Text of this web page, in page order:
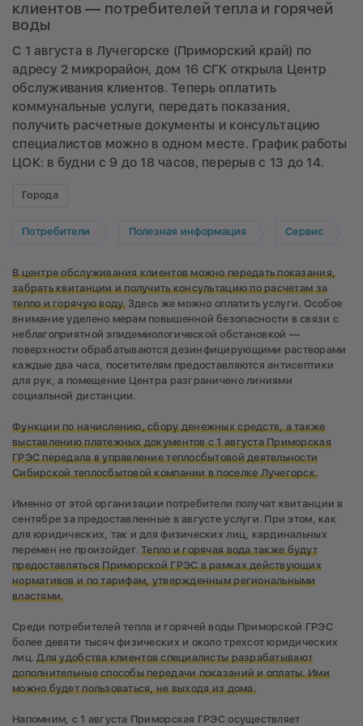
клиентов — потребителей тепла и горячей
воды
С 1 августа в Лучегорске (Приморский край) по
адресу 2 микрорайон, дом 16 СГК открыла Центр
обслуживания клиентов. Теперь оплатить
коммунальные услуги, передать показания,
получить расчетные документы и консультацию
специалистов можно в одном месте. График работы
ЦОК: в будни с 9 до 18 часов, перерыв с 13 до 14.
Города
Потребители Полезная информация Сервис
В центре обслуживания клиентов можно передать показания,
забрать квитанции и получить консультацию по расчетам за
тепло и горячую воду.Здесь же можно оплатить услуги. Особое
внимание уделено мерам повышенной безопасности в связи с
неблагоприятной эпидемиологической обстановкой —
поверхности обрабатываются дезинфицирующими растворами
каждые два часа, посетителям предоставляются антисептики
для рук, а помещение Центра разграничено линиями
социальной дистанции.
Функции по начислению, сбору денежных средств, а также
выставлению платежных документов с 1 августа Приморская
ГРЭС передала в управление теплосбытовой деятельности
Сибирской теплосбытовой компании в поселке Лучегорск.
Именно от этой организации потребители получат квитанции в
сентябре за предоставленные в августе услуги. При этом, как
для юридических, так и для физических лиц, кардинальных
перемен не произойдет.Тепло и горячая вода также будут
предоставляться Приморской ГРЭС в рамках действующих
нормативов и по тарифам, утвержденным региональными
властями.
Среди потребителей тепла и горячей воды Приморской ГРЭС
более девяти тысяч физических и около трехсот юридических
лиц.Дляудобства клиентов специалисты разрабатывают
дополнительные способы передачи показаний и оплаты. Ими
можно будет пользоваться, не выходя из дома.
Напомним, с 1 августа Приморская ГРЭС осуществляет